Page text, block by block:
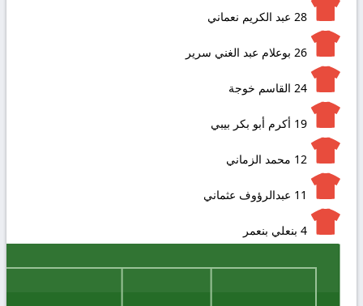
28 عبد الكريم نعماني
26 بوعلام عبد الغني سرير
24 القاسم خوجة
19 أكرم أبو بكر بيبي
12 محمد الزماني
11 عبدالرؤوف عثماني
4 بنعلي بنعمر